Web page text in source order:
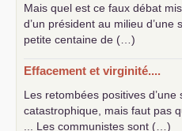
Mais quel est ce faux débat
d’un président au milieu d’une
petite centaine de (…)
Effacement et virginité....
Les retombées positives d’une
catastrophique, mais faut pas
... Les communistes sont (…)